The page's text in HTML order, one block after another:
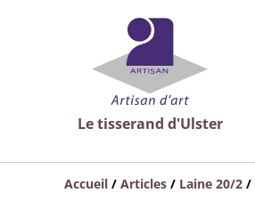
Le tisserand d'Ulster
Accueil / Articles / Laine 20/2 /